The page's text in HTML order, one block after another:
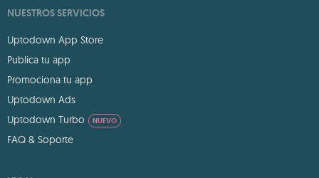
NUESTROS SERVICIOS
Uptodown App Store
Publica tu app
Promociona tu app
Uptodown Ads
Uptodown Turbo
NUEVO
FAQ & Soporte